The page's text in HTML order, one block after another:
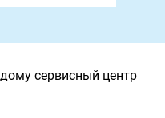
сервисный центр